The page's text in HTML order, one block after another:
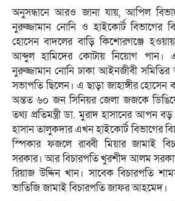
অনুসন্ধানে আরও জানা যায়, আপিল
নুরুজ্জামান নোনি ও হাইকোর্ট বিভাগের
হোসেন বাদলের বাড়ি কিশোরগঞ্জে হওয়ায়
আব্দুল হামিদের কোটায় নিয়োগ পান।
নুরুজ্জামান নোনি ঢাকা আইনজীবী
সভাপতি ছিলেন। এ ছাড়া জাহাঙ্গীর
অন্তত ৬০ জন সিনিয়র জেলা জজকে
তথ্য প্রতিমন্ত্রী ডা. মুরাদ হাসানের আপন
হাসান তালুকদার এখন হাইকোর্ট বিভাগের
স্পিকার ফজলে রাব্বী মিয়ার জামাই
সরকার। আর বিচারপতি খুরশীদ আলম
রিয়াজ উদ্দিন খান। সাবেক বিচারপতি
ভাতিজি জামাই বিচারপতি জাফর আহমেদ।